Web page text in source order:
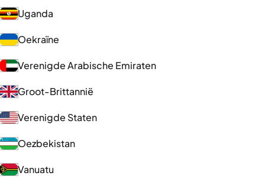
Uganda
Oekraïne
Verenigde Arabische Emiraten
Groot-Brittannië
Verenigde Staten
Oezbekistan
Vanuatu